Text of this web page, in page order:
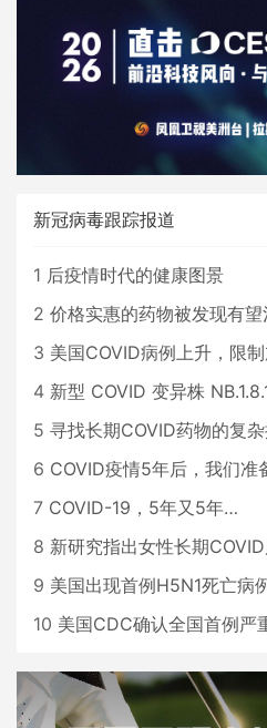
新冠病毒跟踪报道
1 后疫情时代的健康图景
2 价格实惠的药物被发现有
3 美国COVID病例上升，限
4 新型 COVID 变异株
5 寻找长期COVID药物的复
6 COVID疫情5年后，我们准备
7 COVID-19，5年又5年…
8 新研究指出女性长期COVID风
9 美国出现首例H5N1死亡病
10 美国CDC确认全国首例严重